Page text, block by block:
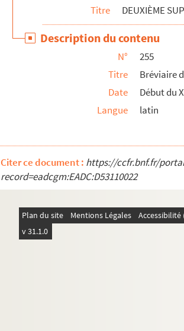
Titre DEUXIÈME
Description du contenu
N°
255
Titre
Bréviaire
Date
Début du
Langue
latin
Citer ce document : https://ccfr.bnf.fr/
record=eadcgm:EADC:D53110022
Plan du site Mentions Légales
v 31.1.0